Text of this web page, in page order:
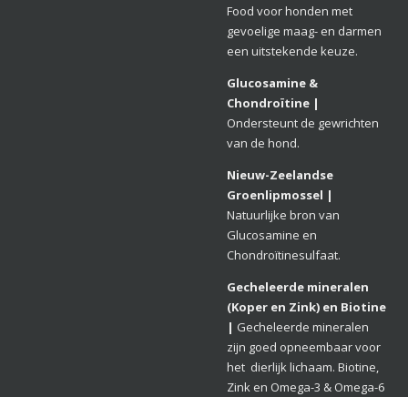
Food voor honden met
gevoelige maag- en darmen
een uitstekende keuze.
Glucosamine &
Chondroïtine |
Ondersteunt de gewrichten
van de hond.
Nieuw-Zeelandse
Groenlipmossel |
Natuurlijke bron van
Glucosamine en
Chondroïtinesulfaat.
Gecheleerde mineralen
(Koper en Zink) en Biotine
| Gecheleerde mineralen
zijn goed opneembaar voor
het dierlijk lichaam. Biotine,
Zink en Omega-3 & Omega-6